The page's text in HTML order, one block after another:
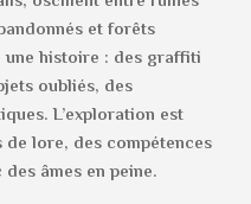
et forêts
histoire : des graffiti
oubliés, des
L’exploration est
lore, des compétences
âmes en peine.